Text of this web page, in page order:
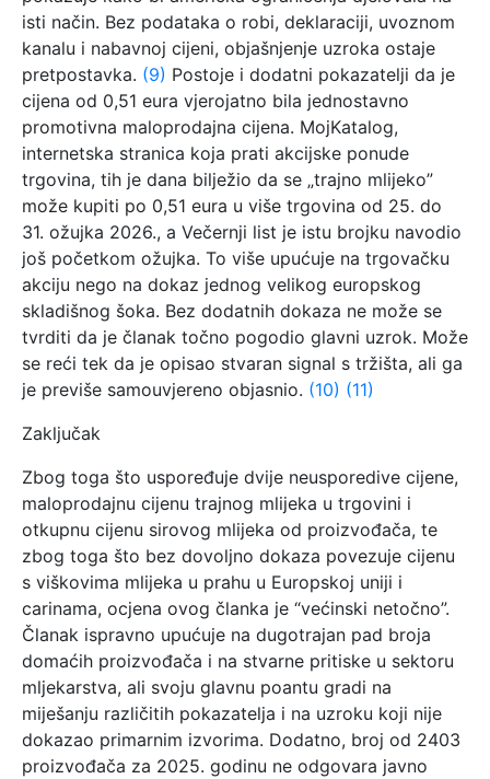
isti način. Bez podataka o robi, deklaraciji, uvoznom
kanalu i nabavnoj cijeni, objašnjenje uzroka ostaje
pretpostavka. (9) Postoje i dodatni pokazatelji da je
cijena od 0,51 eura vjerojatno bila jednostavno
promotivna maloprodajna cijena. MojKatalog,
internetska stranica koja prati akcijske ponude
trgovina, tih je dana bilježio da se „trajno mlijeko”
može kupiti po 0,51 eura u više trgovina od 25. do
31. ožujka 2026., a Večernji list je istu brojku navodio
još početkom ožujka. To više upućuje na trgovačku
akciju nego na dokaz jednog velikog europskog
skladišnog šoka. Bez dodatnih dokaza ne može se
tvrditi da je članak točno pogodio glavni uzrok. Može
se reći tek da je opisao stvaran signal s tržišta, ali ga
je previše samouvjereno objasnio. (10) (11)
Zaključak
Zbog toga što uspoređuje dvije neusporedive cijene,
maloprodajnu cijenu trajnog mlijeka u trgovini i
otkupnu cijenu sirovog mlijeka od proizvođača, te
zbog toga što bez dovoljno dokaza povezuje cijenu
s viškovima mlijeka u prahu u Europskoj uniji i
carinama, ocjena ovog članka je “većinski netočno”.
Članak ispravno upućuje na dugotrajan pad broja
domaćih proizvođača i na stvarne pritiske u sektoru
mljekarstva, ali svoju glavnu poantu gradi na
miješanju različitih pokazatelja i na uzroku koji nije
dokazao primarnim izvorima. Dodatno, broj od 2403
proizvođača za 2025. godinu ne odgovara javno